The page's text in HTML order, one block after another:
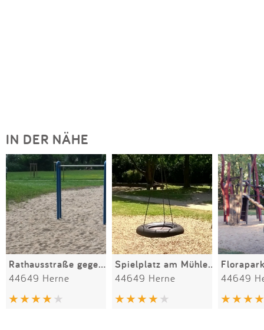
IN DER NÄHE
Rathausstraße gegenüber Rathaus
44649 Herne
Spielplatz am Mühlenbach
44649 Herne 44649